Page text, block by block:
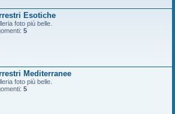
Esotiche
foto più belle.
5
Mediterranee
foto più belle.
5